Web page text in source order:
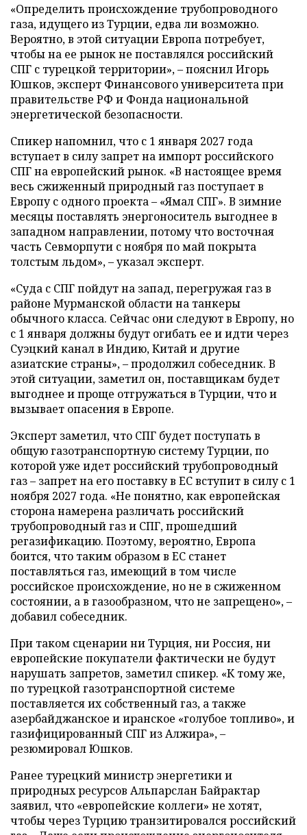
«Определить происхождение трубопроводного
газа, идущего из Турции, едва ли возможно.
Вероятно, в этой ситуации Европа потребует,
чтобы на ее рынок не поставлялся российский
СПГ с турецкой территории», – пояснил Игорь
Юшков, эксперт Финансового университета при
правительстве РФ и Фонда национальной
энергетической безопасности.
Спикер напомнил, что с 1 января 2027 года
вступает в силу запрет на импорт российского
СПГ на европейский рынок. «В настоящее время
весь сжиженный природный газ поступает в
Европу с одного проекта – «Ямал СПГ». В зимние
месяцы поставлять энергоноситель выгоднее в
западном направлении, потому что восточная
часть Севморпути с ноября по май покрыта
толстым льдом», – указал эксперт.
«Суда с СПГ пойдут на запад, перегружая газ в
районе Мурманской области на танкеры
обычного класса. Сейчас они следуют в Европу, но
с 1 января должны будут огибать ее и идти через
Суэцкий канал в Индию, Китай и другие
азиатские страны», – продолжил собеседник. В
этой ситуации, заметил он, поставщикам будет
выгоднее и проще отгружаться в Турции, что и
вызывает опасения в Европе.
Эксперт заметил, что СПГ будет поступать в
общую газотранспортную систему Турции, по
которой уже идет российский трубопроводный
газ – запрет на его поставку в ЕС вступит в силу с 1
ноября 2027 года. «Не понятно, как европейская
сторона намерена различать российский
трубопроводный газ и СПГ, прошедший
регазификацию. Поэтому, вероятно, Европа
боится, что таким образом в ЕС станет
поставляться газ, имеющий в том числе
российское происхождение, но не в сжиженном
состоянии, а в газообразном, что не запрещено», –
добавил собеседник.
При таком сценарии ни Турция, ни Россия, ни
европейские покупатели фактически не будут
нарушать запретов, заметил спикер. «К тому же,
по турецкой газотранспортной системе
поставляется их собственный газ, а также
азербайджанское и иранское «голубое топливо», и
газифицированный СПГ из Алжира», –
резюмировал Юшков.
Ранее турецкий министр энергетики и
природных ресурсов Альпарслан Байрактар
заявил, что «европейские коллеги» не хотят,
чтобы через Турцию транзитировался российский